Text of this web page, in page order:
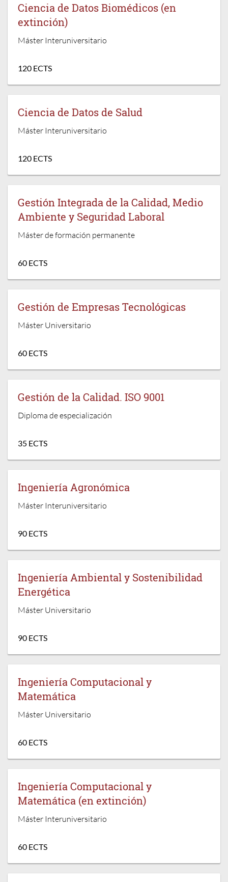
Ciencia de Datos Biomédicos (en
extinción)
Máster Interuniversitario
120 ECTS
Ciencia de Datos de Salud
Máster Interuniversitario
120 ECTS
Gestión Integrada de la Calidad, Medio
Ambiente y Seguridad Laboral
Máster de formación permanente
60 ECTS
Gestión de Empresas Tecnológicas
Máster Universitario
60 ECTS
Gestión de la Calidad. ISO 9001
Diploma de especialización
35 ECTS
Ingeniería Agronómica
Máster Interuniversitario
90 ECTS
Ingeniería Ambiental y Sostenibilidad
Energética
Máster Universitario
90 ECTS
Ingeniería Computacional y
Matemática
Máster Universitario
60 ECTS
Ingeniería Computacional y
Matemática (en extinción)
Máster Interuniversitario
60 ECTS